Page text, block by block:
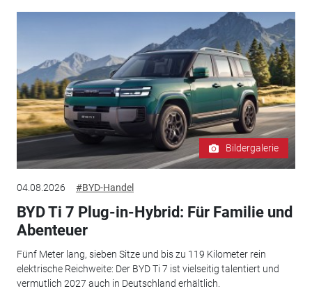
Bildergalerie
04.08.2026 #BYD-Handel
BYD Ti 7 Plug-in-Hybrid: Für Familie und
Abenteuer
Fünf Meter lang, sieben Sitze und bis zu 119 Kilometer rein
elektrische Reichweite: Der BYD Ti 7 ist vielseitig talentiert und
vermutlich 2027 auch in Deutschland erhältlich.